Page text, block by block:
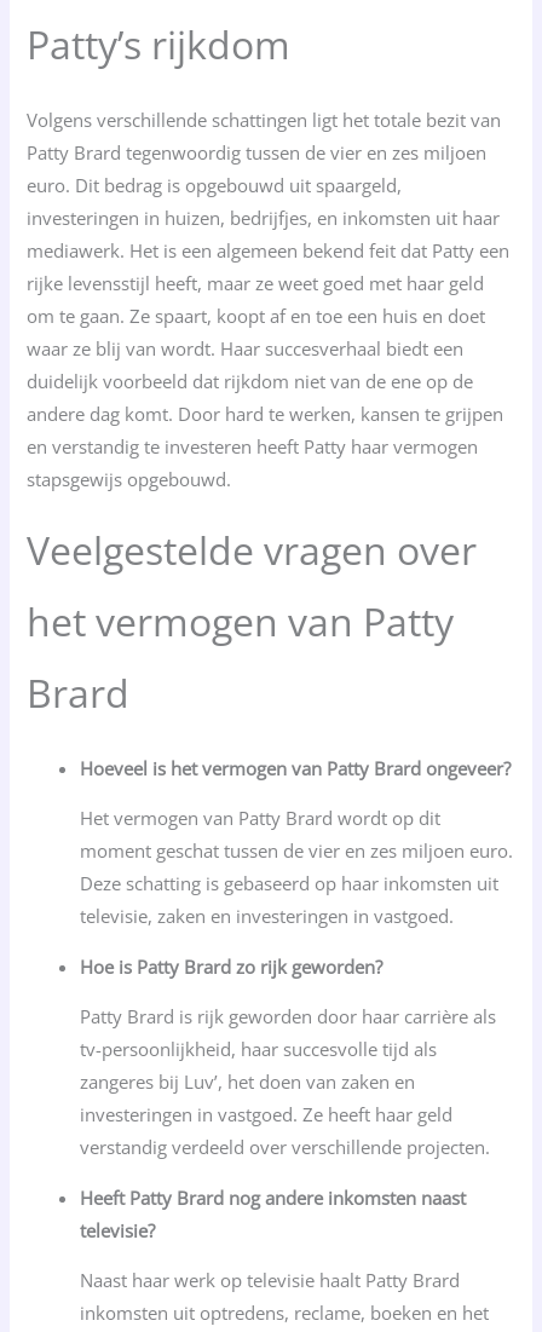
Patty’s rijkdom
Volgens verschillende schattingen ligt het totale bezit van
Patty Brard tegenwoordig tussen de vier en zes miljoen
euro. Dit bedrag is opgebouwd uit spaargeld,
investeringen in huizen, bedrijfjes, en inkomsten uit haar
mediawerk. Het is een algemeen bekend feit dat Patty een
rijke levensstijl heeft, maar ze weet goed met haar geld
om te gaan. Ze spaart, koopt af en toe een huis en doet
waar ze blij van wordt. Haar succesverhaal biedt een
duidelijk voorbeeld dat rijkdom niet van de ene op de
andere dag komt. Door hard te werken, kansen te grijpen
en verstandig te investeren heeft Patty haar vermogen
stapsgewijs opgebouwd.
Veelgestelde vragen over
het vermogen van Patty
Brard
Hoeveel is het vermogen van Patty Brard ongeveer?
Het vermogen van Patty Brard wordt op dit
moment geschat tussen de vier en zes miljoen euro.
Deze schatting is gebaseerd op haar inkomsten uit
televisie, zaken en investeringen in vastgoed.
Hoe is Patty Brard zo rijk geworden?
Patty Brard is rijk geworden door haar carrière als
tv-persoonlijkheid, haar succesvolle tijd als
zangeres bij Luv’, het doen van zaken en
investeringen in vastgoed. Ze heeft haar geld
verstandig verdeeld over verschillende projecten.
Heeft Patty Brard nog andere inkomsten naast
televisie?
Naast haar werk op televisie haalt Patty Brard
inkomsten uit optredens, reclame, boeken en het